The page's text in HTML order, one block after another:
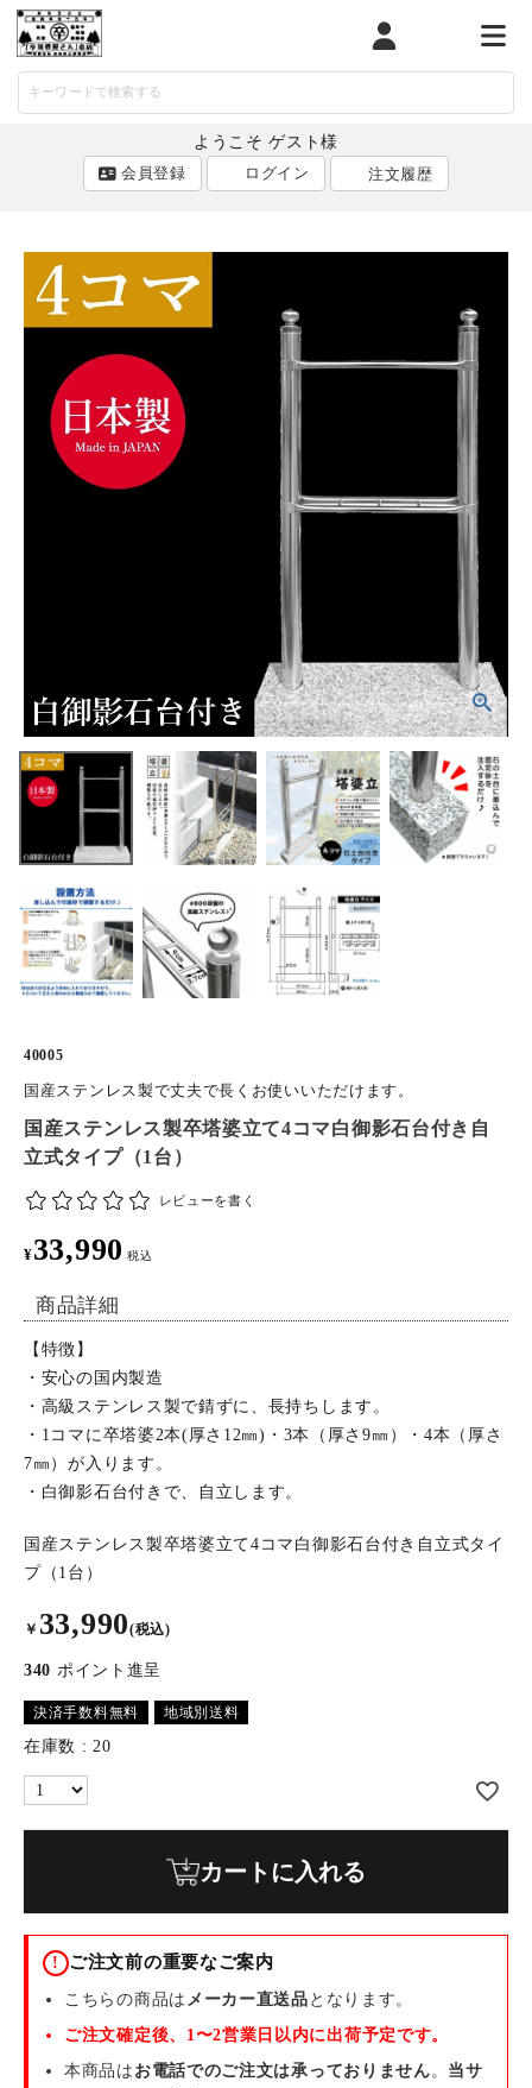
マイページカート メニ
ようこそ ゲスト様
会員登録
ログイン 注文履歴
ログイン 会員登録
会員メニュー
ご利用ガイド
お問い合わせ
よみもの
ご購入履歴・再注文
プライバシーポリシー
お問い合わせ
40005
国産ステンレス製で丈夫で長くお使いいただけます。
国産ステンレス製卒塔婆立て4コマ白御影石台付き自
立式タイプ（1台）
レビューを書く
¥33,990 税込
商品詳細
【特徴】
・安心の国内製造
・高級ステンレス製で錆ずに、長持ちします。
・1コマに卒塔婆2本(厚さ12㎜)・3本（厚さ9㎜）・4本（厚さ
7㎜）が入ります。
・白御影石台付きで、自立します。
国産ステンレス製卒塔婆立て4コマ白御影石台付き自立式タイ
プ（1台）
￥ 33,990(税込)
340 ポイント進呈
決済手数料無料 地域別送料
在庫数 20
カートに入れる
! ご注文前の重要なご案内
こちらの商品は メーカー直送品 となります。
ご注文確定後、1〜2営業日以内に出荷予定です。
本商品は お電話でのご注文は承っておりません 。 当サ